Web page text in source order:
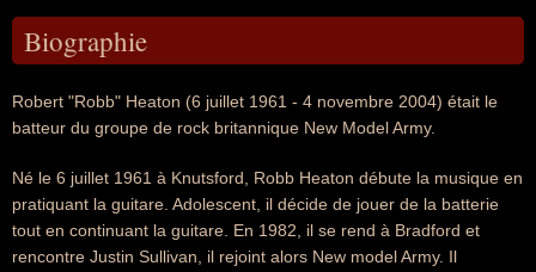
Biographie
Robert "Robb" Heaton (6 juillet 1961 - 4 novembre 2004) était le
batteur du groupe de rock britannique New Model Army.
Né le 6 juillet 1961 à Knutsford, Robb Heaton débute la musique en
pratiquant la guitare. Adolescent, il décide de jouer de la batterie
tout en continuant la guitare. En 1982, il se rend à Bradford et
rencontre Justin Sullivan, il rejoint alors New model Army. Il